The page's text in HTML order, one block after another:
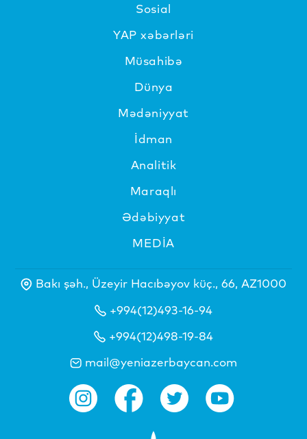
Sosial
YAP xəbərləri
Müsahibə
Dünya
Mədəniyyat
İdman
Analitik
Maraqlı
Ədəbiyyat
MEDİA
Bakı şəh., Üzeyir Hacıbəyov küç., 66, AZ1000
+994(12)493-16-94
+994(12)498-19-84
mail@yeniazerbaycan.com